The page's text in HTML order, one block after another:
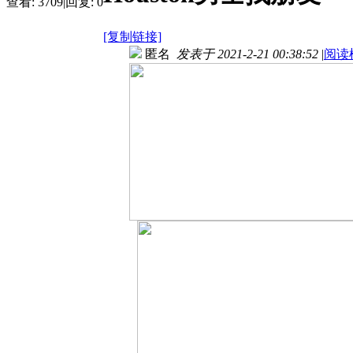
[复制链接]
匿名 发表于 2021-2-21 00:38:52 |阅读